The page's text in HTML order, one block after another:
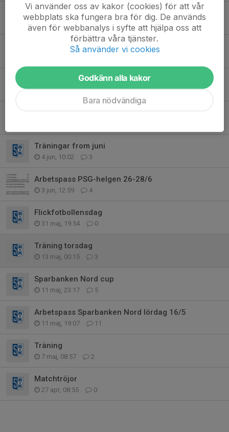
Kallelser
28 jul, 09:40
Kommande cuper och viktig information ⚽💙
3 jul, 23:11 0
Träningar from juni
4 jun, 10:02 3
Arbetspass PSG-helgen 26-28/6
3 jun, 12:59 4
Flickfotbollensdag
31 maj, 19:54 0
Träning torsdag
13 maj, 00:15 3
Sparbanken Nord cup
11 maj, 23:17 5
Arbetspass Sparbanken Nord lördag 16/5
11 maj, 19:07 11
Träning
7 maj, 08:57 2
Matchtröjor
27 apr, 08:55 0
Vi använder oss av kakor (cookies) för att vår
webbplats ska fungera bra för dig. De används
även för webbanalys i syfte att hjälpa oss att
förbättra våra tjänster.
Så använder vi cookies
Godkänn alla kakor
Bara nödvändiga